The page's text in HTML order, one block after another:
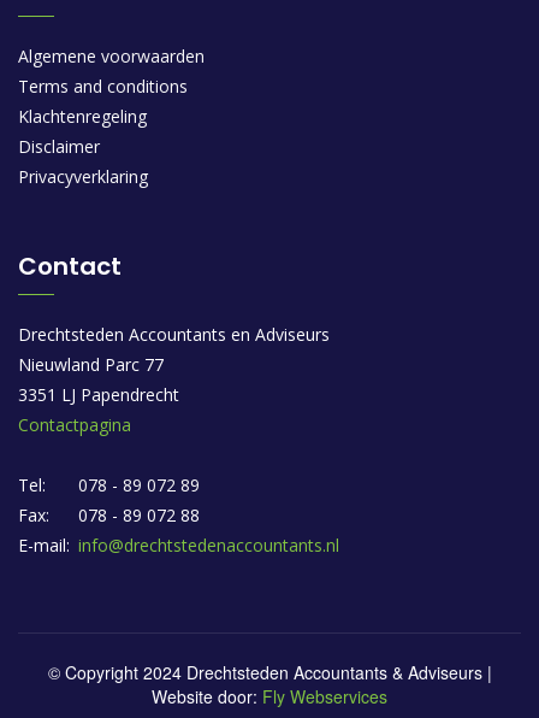
Algemene voorwaarden
Terms and conditions
Klachtenregeling
Disclaimer
Privacyverklaring
Contact
Drechtsteden Accountants en Adviseurs
Nieuwland Parc 77
3351 LJ Papendrecht
Contactpagina
Tel:
078 - 89 072 89
Fax:
078 - 89 072 88
E-mail: info@drechtstedenaccountants.nl
© Copyright 2024 Drechtsteden Accountants & Adviseurs |
Website door: Fly Webservices